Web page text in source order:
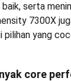
serta
7300X
pilihan yang
core